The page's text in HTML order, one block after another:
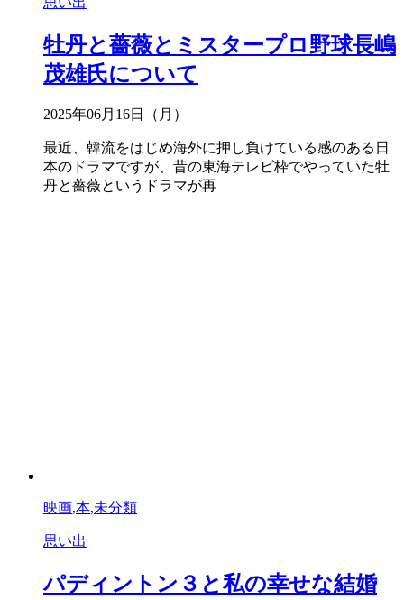
牡丹と薔薇とミスタープロ野球長嶋
茂雄氏について
2025年06月16日（月）
最近、韓流をはじめ海外に押し負けている感のある日
本のドラマですが、昔の東海テレビ枠でやっていた牡
丹と薔薇というドラマが再
映画,本,未分類
思い出
パディントン３と私の幸せな結婚